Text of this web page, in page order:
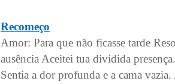
Recomeço
Amor: Para que não ficasse tarde
ausência Aceitei tua dividida
Sentia a dor profunda e a cama